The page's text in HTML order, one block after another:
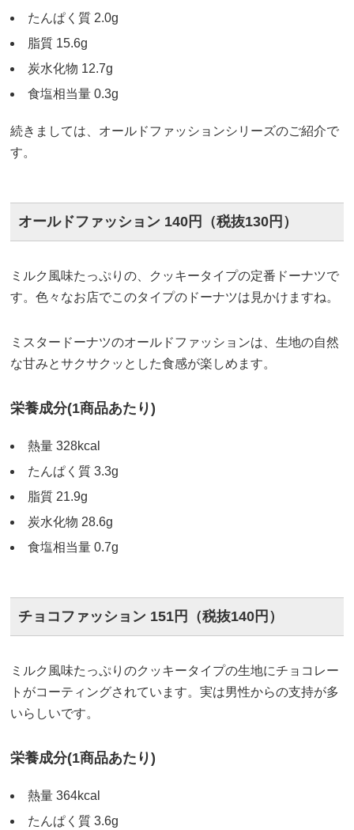
たんぱく質 2.0g
脂質 15.6g
炭水化物 12.7g
食塩相当量 0.3g
続きましては、オールドファッションシリーズのご紹介で
す。
オールドファッション 140円（税抜130円）
ミルク風味たっぷりの、クッキータイプの定番ドーナツで
す。色々なお店でこのタイプのドーナツは見かけますね。
ミスタードーナツのオールドファッションは、生地の自然
な甘みとサクサクッとした食感が楽しめます。
栄養成分(1商品あたり)
熱量 328kcal
たんぱく質 3.3g
脂質 21.9g
炭水化物 28.6g
食塩相当量 0.7g
チョコファッション 151円（税抜140円）
ミルク風味たっぷりのクッキータイプの生地にチョコレー
トがコーティングされています。実は男性からの支持が多
いらしいです。
栄養成分(1商品あたり)
熱量 364kcal
たんぱく質 3.6g